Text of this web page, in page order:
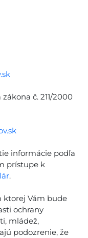
č. 211/2000
informácie podľa
prístupe k
.
ktorej Vám bude
ochrany
mládež,
podozrenie, že